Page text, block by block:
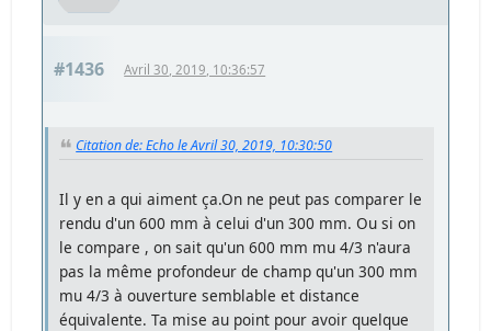
#1436 Avril 30, 2019, 10:36:57
Citation de: Echo le Avril 30, 2019, 10:30:50
Il y en a qui aiment ça.On ne peut pas comparer le
rendu d'un 600 mm à celui d'un 300 mm. Ou si on
le compare , on sait qu'un 600 mm mu 4/3 n'aura
pas la même profondeur de champ qu'un 300 mm
mu 4/3 à ouverture semblable et distance
équivalente. Ta mise au point pour avoir quelque